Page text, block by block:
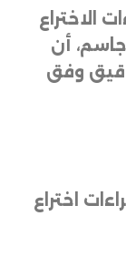
الاختراع
أن
وفق
لعلاج السرطان.. تسجيل 4 براءات اختراع